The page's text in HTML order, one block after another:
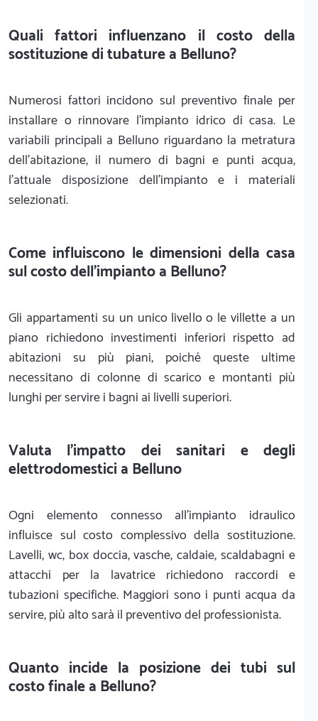
Quali fattori influenzano il costo della
sostituzione di tubature a Belluno?
Numerosi fattori incidono sul preventivo finale per
installare o rinnovare l'impianto idrico di casa. Le
variabili principali a Belluno riguardano la metratura
dell'abitazione, il numero di bagni e punti acqua,
l'attuale disposizione dell'impianto e i materiali
selezionati.
Come influiscono le dimensioni della casa
sul costo dell'impianto a Belluno?
Gli appartamenti su un unico livello o le villette a un
piano richiedono investimenti inferiori rispetto ad
abitazioni su più piani, poiché queste ultime
necessitano di colonne di scarico e montanti più
lunghi per servire i bagni ai livelli superiori.
Valuta l'impatto dei sanitari e degli
elettrodomestici a Belluno
Ogni elemento connesso all'impianto idraulico
influisce sul costo complessivo della sostituzione.
Lavelli, wc, box doccia, vasche, caldaie, scaldabagni e
attacchi per la lavatrice richiedono raccordi e
tubazioni specifiche. Maggiori sono i punti acqua da
servire, più alto sarà il preventivo del professionista.
Quanto incide la posizione dei tubi sul
costo finale a Belluno?